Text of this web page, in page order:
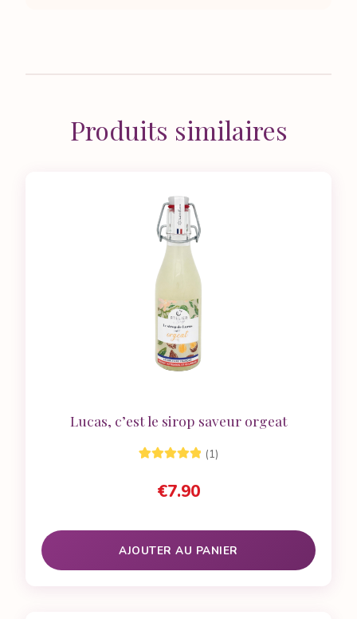
Produits similaires
Lucas, c’est le sirop saveur orgeat
5 basé sur
(1)
€7.90
AJOUTER AU PANIER